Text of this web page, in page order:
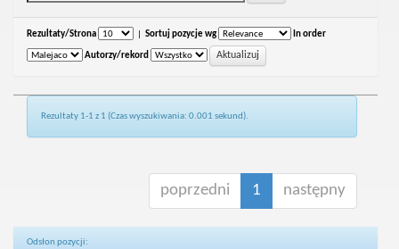
Rezultaty/Strona Sortuj pozycje wg In order
Autorzy/rekord
Rezultaty 1-1 z 1 (Czas wyszukiwania: 0.001 sekund).
poprzedni 1 następny
Odsłon pozycji: